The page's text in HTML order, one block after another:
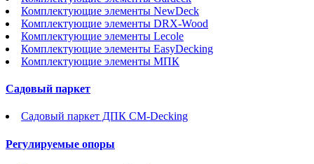
Комплектующие элементы NewDeck
Комплектующие элементы DRX-Wood
Комплектующие элементы Lecole
Комплектующие элементы EasyDecking
Комплектующие элементы МПК
Садовый паркет
Садовый паркет ДПК CM-Decking
Регулируемые опоры